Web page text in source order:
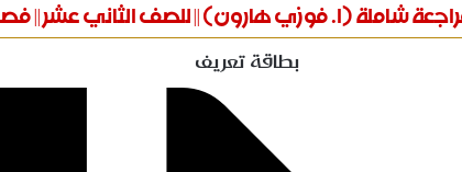
شاملة (ا. فوزي هارون) || للصف الثاني عشر ||
بطاقة تعريف